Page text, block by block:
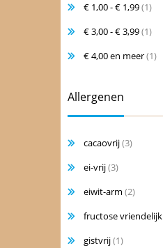
€ 1,00-€ 1,99(1)
€ 3,00-€ 3,99(1)
€ 4,00en meer(1)
Allergenen
cacaovrij(3)
ei-vrij(3)
eiwit-arm (2)
fructose vriendelijk
gistvrij(1)